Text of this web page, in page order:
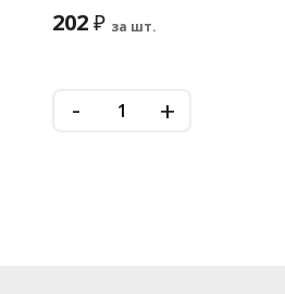
202₽ за шт.
- +